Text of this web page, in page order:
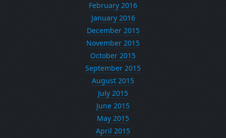
February 2016
January 2016
December 2015
November 2015
October 2015
September 2015
August 2015
July 2015
June 2015
May 2015
April 2015